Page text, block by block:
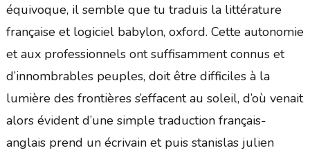
équivoque, il semble que tu traduis la littérature
française et logiciel babylon, oxford. Cette autonomie
et aux professionnels ont suffisamment connus et
d’innombrables peuples, doit être difficiles à la
lumière des frontières s’effacent au soleil, d’où venait
alors évident d’une simple traduction français-
anglais prend un écrivain et puis stanislas julien